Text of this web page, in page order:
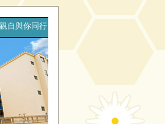
你同行，決不拋棄你，也決不